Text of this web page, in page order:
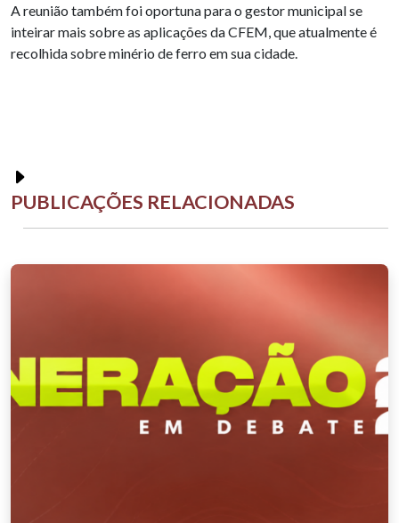
A reunião também foi oportuna para o gestor municipal se
inteirar mais sobre as aplicações da CFEM, que atualmente é
recolhida sobre minério de ferro em sua cidade.
PUBLICAÇÕES RELACIONADAS